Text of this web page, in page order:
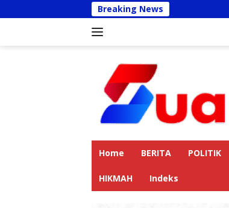
ke
Breaking News
Home BERITA POLITIK
HIKMAH Indeks